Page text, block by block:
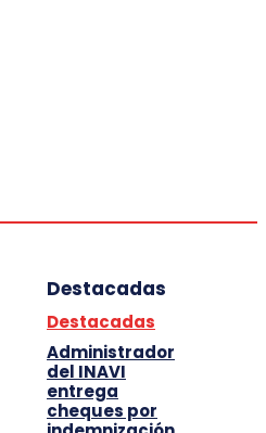
Destacadas
Destacadas
Administrador
del INAVI
entrega
cheques por